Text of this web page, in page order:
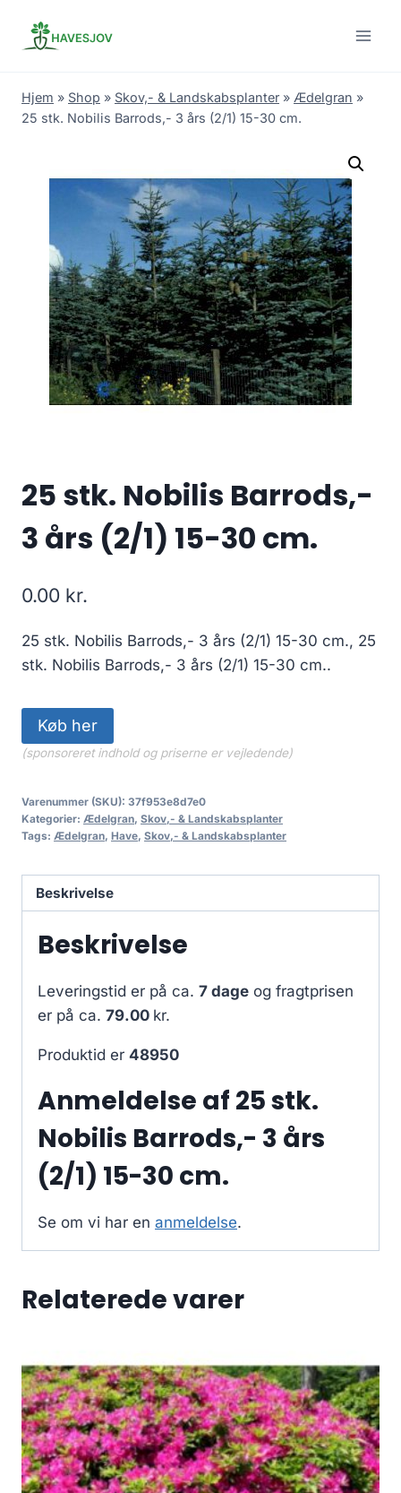
Hjem » Shop » Skov,- & Landskabsplanter » Ædelgran »
25 stk. Nobilis Barrods,- 3 års (2/1) 15-30 cm.
25 stk. Nobilis Barrods,-
3 års (2/1) 15-30 cm.
0.00 kr.
25 stk. Nobilis Barrods,- 3 års (2/1) 15-30 cm., 25
stk. Nobilis Barrods,- 3 års (2/1) 15-30 cm..
Køb her
(sponsoreret indhold og priserne er vejledende)
Varenummer (SKU): 37f953e8d7e0
Kategorier: Ædelgran, Skov,- & Landskabsplanter
Tags: Ædelgran, Have, Skov,- & Landskabsplanter
Beskrivelse
Beskrivelse
Leveringstid er på ca. 7 dage og fragtprisen
er på ca. 79.00 kr.
Produktid er 48950
Anmeldelse af 25 stk.
Nobilis Barrods,- 3 års
(2/1) 15-30 cm.
Se om vi har en anmeldelse.
Relaterede varer